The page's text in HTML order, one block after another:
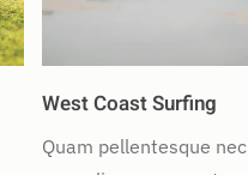
West Coast Surfing
Quam pellentesque nec